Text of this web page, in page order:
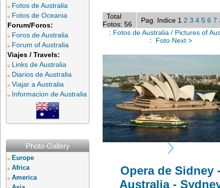
Fotos de Australia
Fotos de Oceania
Forum/Foros:
Foros de Australia
Forum of Australia
Viajes / Travels:
Links de Australia
Diarios de Australia
Viajar a Australia
Informacion de Australia
Photo-Gallery
Europe
Africa
America
Total
Fotos: 56
Pag. Indice 1 2 3 4 5 6 7
: Fotos de Australia / Pictures of
: Foto Next >
Opera de Sidney
Australia -